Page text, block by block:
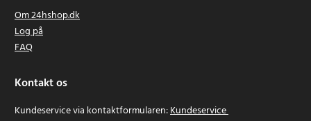
Om 24hshop.dk
Log på
FAQ
Kontakt os
Kundeservice via kontaktformularen:Kundeservice